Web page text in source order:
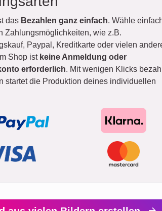
das Bezahlen ganz einfach. Wähle
Zahlungsmöglichkeiten, wie z.B.
Paypal, Kreditkarte oder vielen
Shop ist keine Anmeldung oder
erforderlich. Mit wenigen Klicks
startet die Produktion deines individuellen